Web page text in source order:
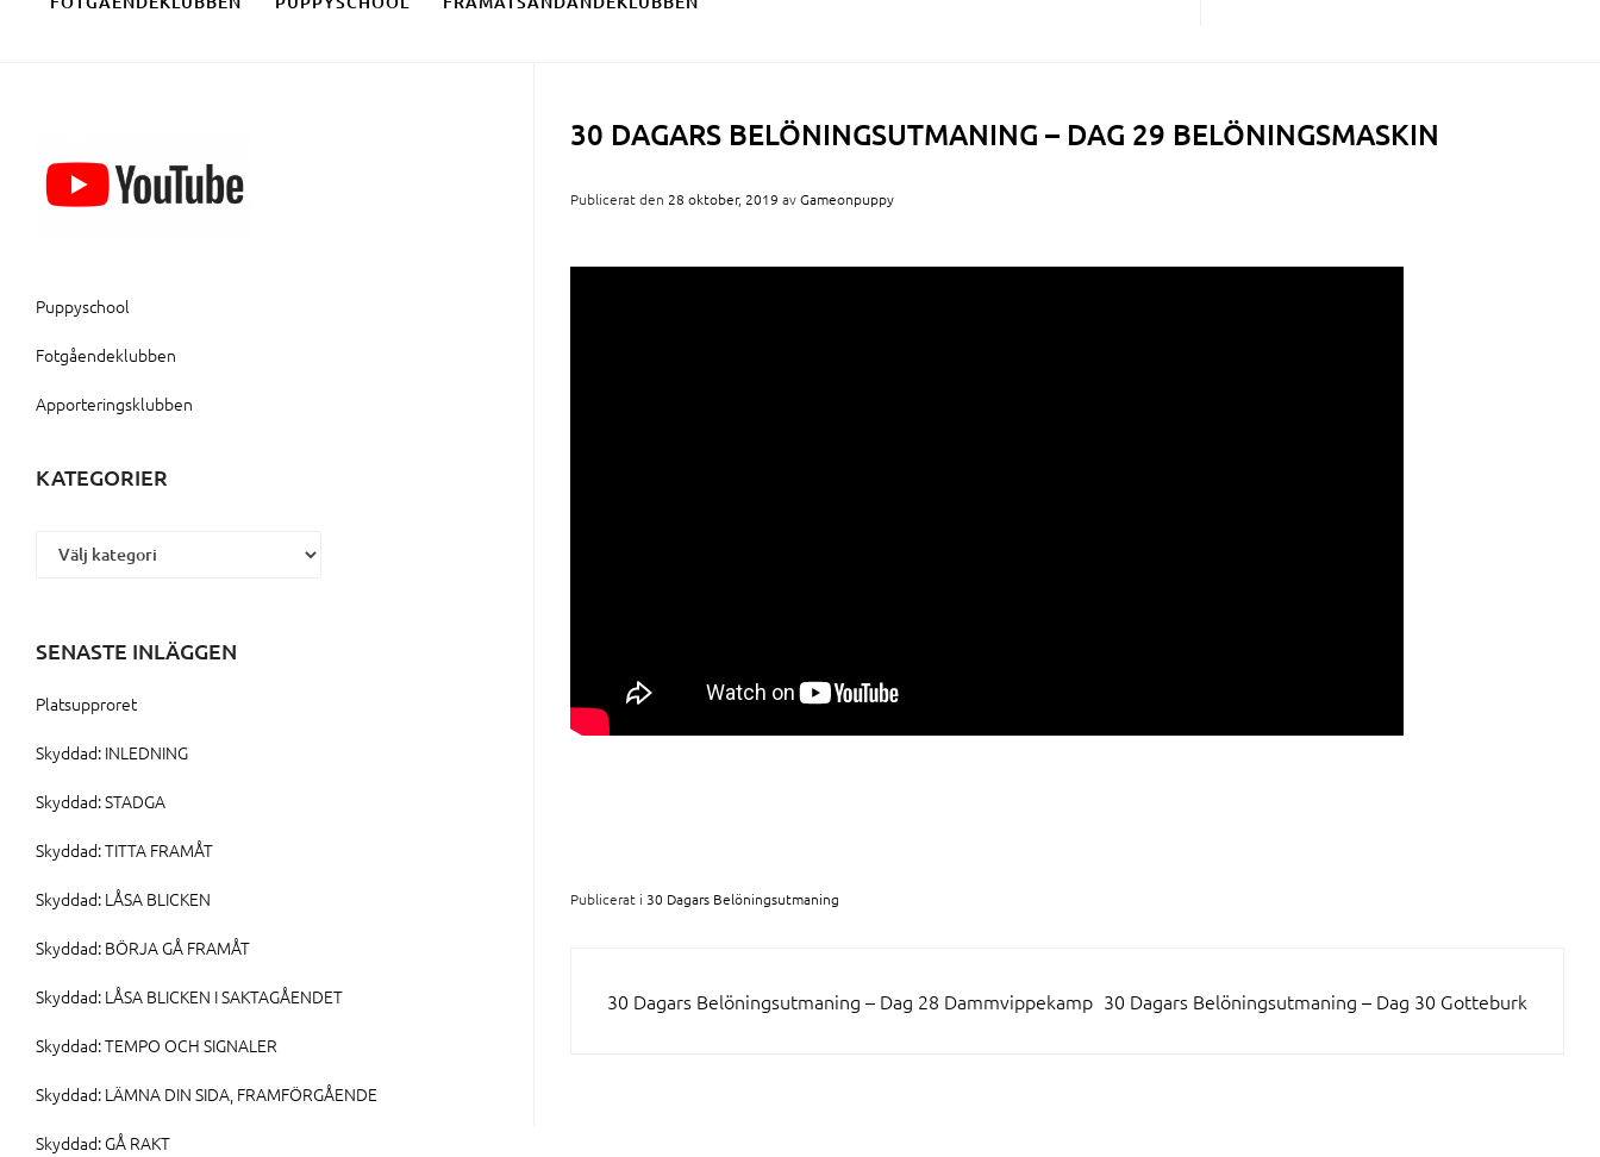
30 DAGARS BELÖNINGSUTMANING – DAG 29 BELÖNINGSMASKIN
Publicerat den 28 oktober, 2019 avGameonpuppy
Publicerat i 30 Dagars Belöningsutmaning
INLÄGGSNAVIGERING
30 Dagars Belöningsutmaning – Dag 28 Dammvippekamp 30 Dagars Belöningsutmaning – Dag 30 Gotteburk
Puppyschool
Fotgåendeklubben
Apporteringsklubben
KATEGORIER
SENASTE INLÄGGEN
Platsupproret
Skyddad: INLEDNING
Skyddad: STADGA
Skyddad: TITTA FRAMÅT
Skyddad: LÅSA BLICKEN
Skyddad: BÖRJA GÅ FRAMÅT
Skyddad: LÅSA BLICKEN I SAKTAGÅENDET
Skyddad: TEMPO OCH SIGNALER
Skyddad: LÄMNA DIN SIDA, FRAMFÖRGÅENDE
Skyddad: GÅ RAKT